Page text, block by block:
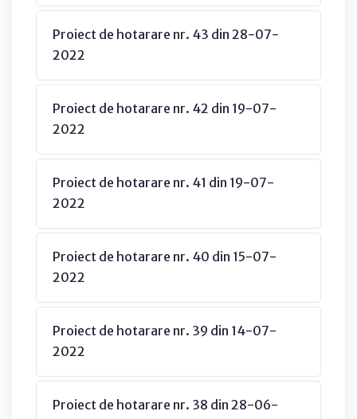
Proiect de hotarare nr. 43 din 28-07-
2022
Proiect de hotarare nr. 42 din 19-07-
2022
Proiect de hotarare nr. 41 din 19-07-
2022
Proiect de hotarare nr. 40 din 15-07-
2022
Proiect de hotarare nr. 39 din 14-07-
2022
Proiect de hotarare nr. 38 din 28-06-